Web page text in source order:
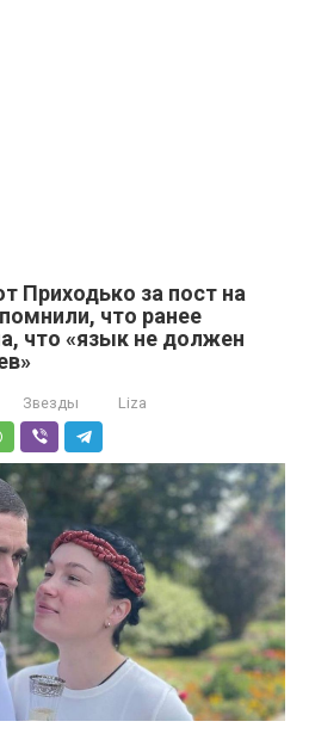
Приходько за пост на
что ранее
что «язык не должен
Звезды Liza